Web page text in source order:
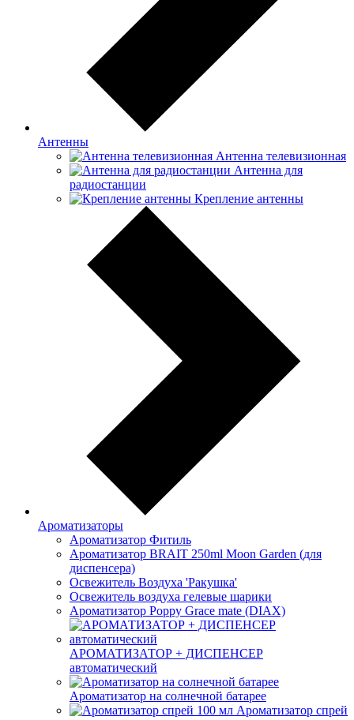
Антенны
Антенна телевизионная
Антенна для
радиостанции
Крепление антенны
Ароматизаторы
Ароматизатор Фитиль
Ароматизатор BRAIT 250ml Moon Garden (для
диспенсера)
Освежитель Воздуха 'Ракушка'
Освежитель воздуха гелевые шарики
Ароматизатор Poppy Grace mate (DIAX)
АРОМАТИЗАТОР + ДИСПЕНСЕР
автоматический
Ароматизатор на солнечной батарее
Ароматизатор спрей